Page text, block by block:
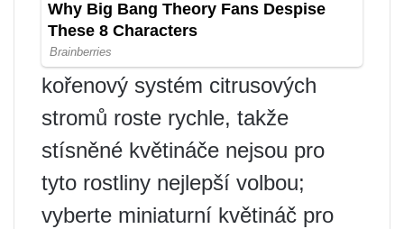
kořenový systém citrusových
stromů roste rychle, takže
stísněné květináče nejsou pro
tyto rostliny nejlepší volbou;
vyberte miniaturní květináč pro